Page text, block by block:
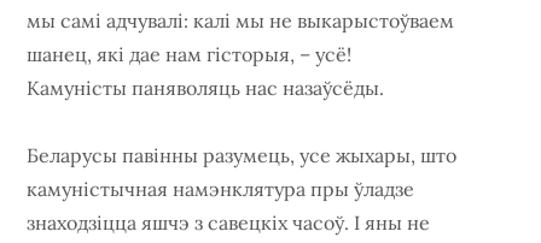
мы самі адчувалі: калі мы не выкарыстоўваем
шанец, які дае нам гісторыя, – усё!
Камуністы паняволяць нас назаўсёды.
Беларусы павінны разумець, усе жыхары, што
камуністычная намэнклятура пры ўладзе
знаходзіцца яшчэ з савецкіх часоў. І яны не